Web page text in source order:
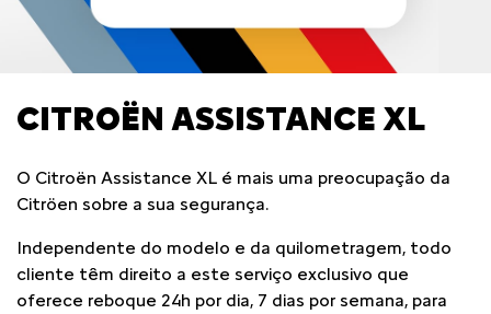
CITROËN ASSISTANCE XL
O Citroën Assistance XL é mais uma preocupação da
Citröen sobre a sua segurança.
Independente do modelo e da quilometragem, todo
cliente têm direito a este serviço exclusivo que
oferece reboque 24h por dia, 7 dias por semana, para